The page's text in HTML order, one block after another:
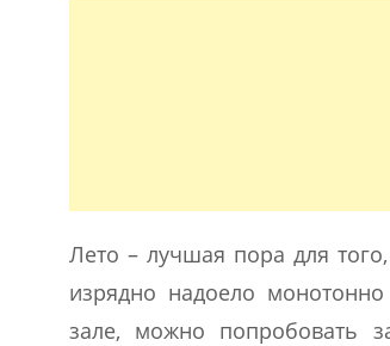
Лето – лучшая пора для
изрядно надоело
зале, можно попробовать